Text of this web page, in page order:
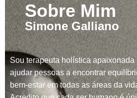
Sobre Mim
Simone Galliano
Sou terapeuta holística apaixonada
ajudar pessoas a encontrar
bem-estar em todas as áreas da